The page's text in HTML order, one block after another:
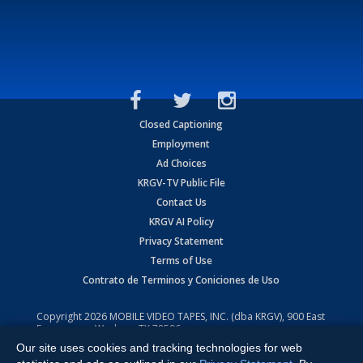
Closed Captioning
Employment
Ad Choices
KRGV-TV Public File
Contact Us
KRGV AI Policy
Privacy Statement
Terms of Use
Contrato de Terminos y Coniciones de Uso
Copyright2026 MOBILE VIDEO TAPES, INC. (dba KRGV), 900 East
Expressway, Weslaco, TX 78596.
All Rights Reserved. Powered by:Ruby Shore Software
Our site uses cookies and tracking technologies for web